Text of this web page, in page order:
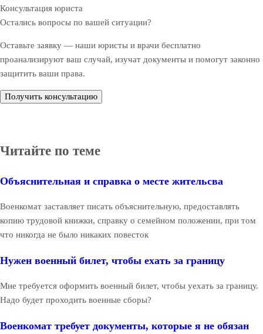
Консультация юриста
Остались вопросы по вашей ситуации?
Оставьте заявку — наши юристы и врачи бесплатно
проанализируют ваш случай, изучат документы и помогут законно
защитить ваши права.
Получить консультацию
Читайте по теме
Объяснительная и справка о месте жительсва
Военкомат заставляет писать объяснительную, предоставлять
копию трудовой книжки, справку о семейном положении, при том
что никогда не было никаких повесток
Нужен военный билет, чтобы ехать за границу
Мне требуется оформить военный билет, чтобы уехать за границу.
Надо будет проходить военные сборы?
Военкомат требует документы, которые я не обязан